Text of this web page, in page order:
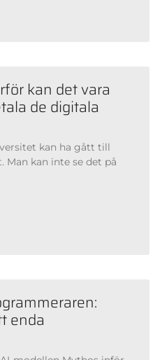
kan det vara
de digitala
kan ha gått till
kan inte se det på
enda